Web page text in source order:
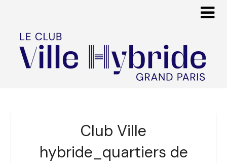
Club Ville
hybride_quartiers de